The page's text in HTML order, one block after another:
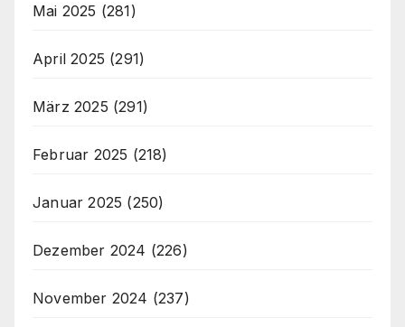
Mai 2025 (281)
April 2025 (291)
März 2025 (291)
Februar 2025 (218)
Januar 2025 (250)
Dezember 2024 (226)
November 2024 (237)